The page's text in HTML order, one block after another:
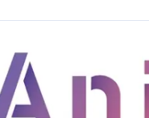
声優記事一覧